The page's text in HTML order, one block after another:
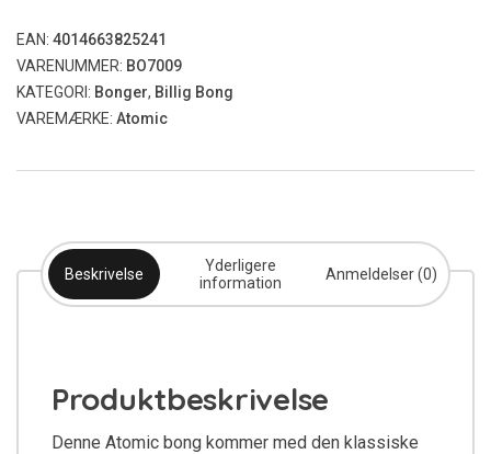
EAN: 4014663825241
VARENUMMER: BO7009
KATEGORI: Bonger, Billig Bong
VAREMÆRKE: Atomic
Beskrivelse
Yderligere
information
Anmeldelser (0)
Produktbeskrivelse
Denne Atomic bong kommer med den klassiske